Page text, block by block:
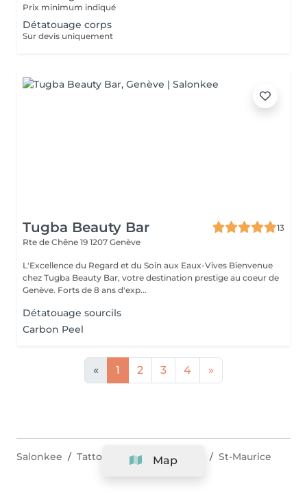
Prix minimum indiqué
Détatouage corps
Sur devis uniquement
Tugba Beauty Bar
13
Rte de Chêne 19 1207 Genève
L'Excellence du Regard et du Soin aux Eaux-Vives Bienvenue
chez Tugba Beauty Bar, votre destination prestige au coeur de
Genève. Forts de 8 ans d'exp...
Détatouage sourcils
Carbon Peel
« 1 2 3 4 »
Map
Salonkee Tattoo & Piercing St-Maurice